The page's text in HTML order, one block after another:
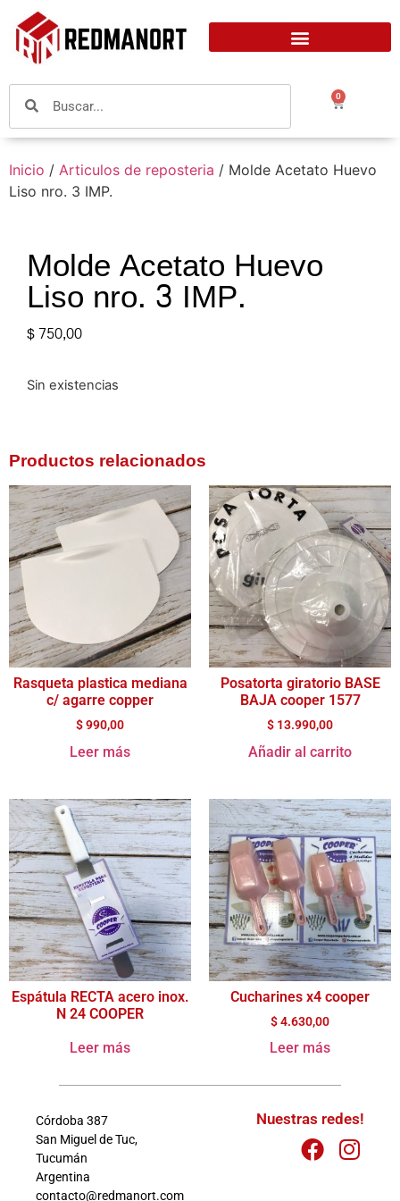
0
Inicio / Articulos de reposteria / Molde Acetato Huevo
Liso nro. 3 IMP.
Molde Acetato Huevo
Liso nro. 3 IMP.
$750,00
Sin existencias
Productos relacionados
Rasqueta plastica mediana
c/ agarre copper
$990,00
Leer más
Posatorta giratorio BASE
BAJA cooper 1577
$ 13.990,00
Añadir al carrito
Espátula RECTA acero inox.
N 24 COOPER
Leer más
Cucharines x4 cooper
$4.630,00
Leer más
Córdoba 387
San Miguel de Tuc,
Tucumán
Argentina
contacto@redmanort.com
Nuestras redes!